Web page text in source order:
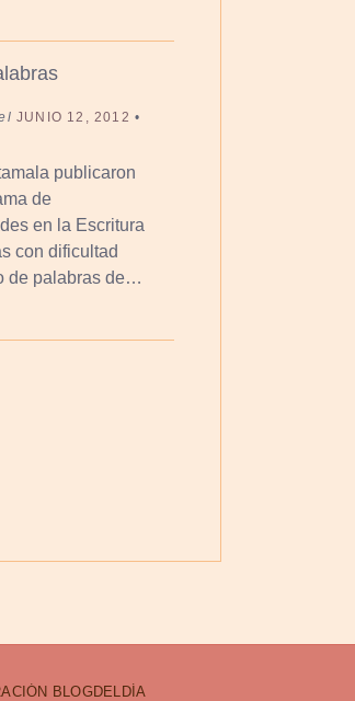
JUNIO 12, 2012 •
publicaron
de
en la Escritura
con dificultad
de palabras de…
BLOGDELDÍA